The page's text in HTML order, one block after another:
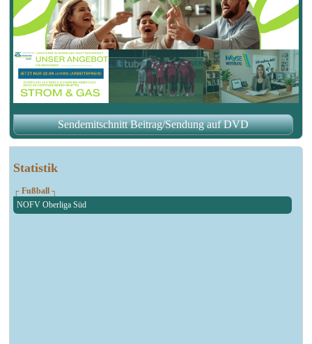
Statistik
┌ Fußball ┐
NOFV Oberliga Süd
Sendemitschnitt Beitrag/Sendung auf DVD